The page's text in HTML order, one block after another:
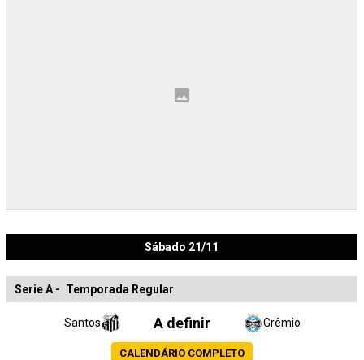
Sábado 21/11
Serie A - Temporada Regular
Santos A definir Grêmio
CALENDÁRIO COMPLETO